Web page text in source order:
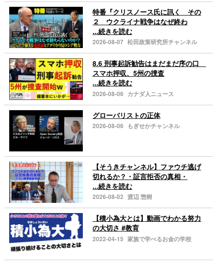
特番『クリスノース氏に訊く その
２ ウクライナ戦争はなぜ終わ
...続きを読む
2026-08-07 松田政策研究所チャンネル
8.6 刑事起訴勧告はまだまだ序の口
スマホ押収、5州の捜査
...続きを読む
2026-08-06 カナダ人ニュース
グローバリストの正体
2026-08-06 もぎせかチャンネル
【そうきチャンネル】ファウチ逃げ
切れるか？・証言拒否の真相・
...続きを読む
2026-08-02 渡辺 惣樹
【積小為大とは】動画でわかる努力
の大切さ #教育
2022-04-15 家族で学べるお金の学校